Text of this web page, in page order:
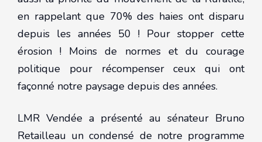
en rappelant que 70% des haies ont disparu
depuis les années 50 ! Pour stopper cette
érosion ! Moins de normes et du courage
politique pour récompenser ceux qui ont
façonné notre paysage depuis des années.
LMR Vendée a présenté au sénateur Bruno
Retailleau un condensé de notre programme